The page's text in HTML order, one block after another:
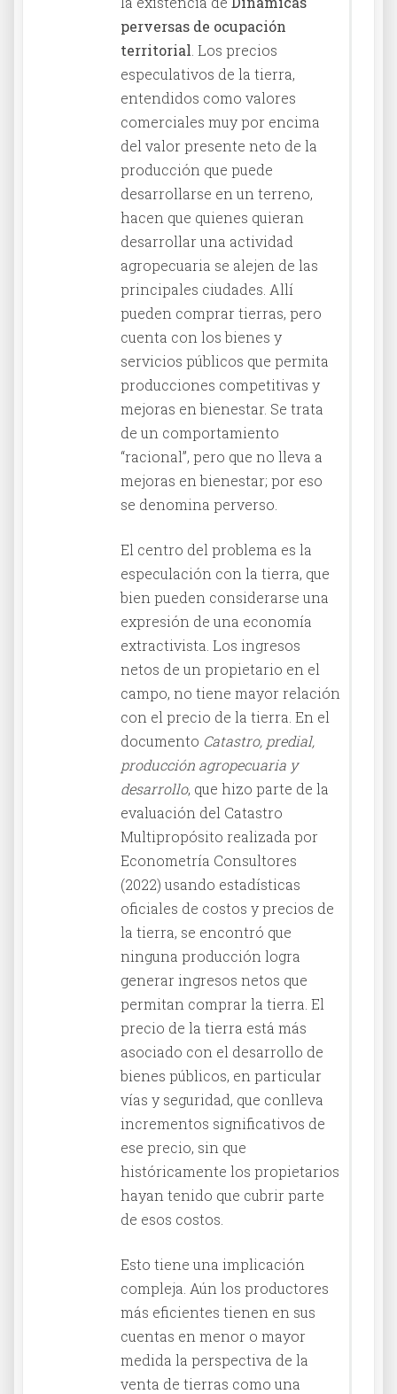
perversas de ocupación
territorial . Los precios
especulativos de la tierra,
entendidos como valores
comerciales muy por encima
del valor presente neto de la
producción que puede
desarrollarse en un terreno,
hacen que quienes quieran
desarrollar una actividad
agropecuaria se alejen de las
principales ciudades. Allí
pueden comprar tierras, pero
cuenta con los bienes y
servicios públicos que permita
producciones competitivas y
mejoras en bienestar. Se trata
de un comportamiento
“racional”, pero que no lleva a
mejoras en bienestar; por eso
se denomina perverso.
El centro del problema es la
especulación con la tierra, que
bien pueden considerarse una
expresión de una economía
extractivista. Los ingresos
netos de un propietario en el
campo, no tiene mayor relación
con el precio de la tierra. En el
documento Catastro, predial,
producción agropecuaria y
desarrollo, que hizo parte de la
evaluación del Catastro
Multipropósito realizada por
Econometría Consultores
(2022) usando estadísticas
oficiales de costos y precios de
la tierra, se encontró que
ninguna producción logra
generar ingresos netos que
permitan comprar la tierra. El
precio de la tierra está más
asociado con el desarrollo de
bienes públicos, en particular
vías y seguridad, que conlleva
incrementos significativos de
ese precio, sin que
históricamente los propietarios
hayan tenido que cubrir parte
de esos costos.
Esto tiene una implicación
compleja. Aún los productores
más eficientes tienen en sus
cuentas en menor o mayor
medida la perspectiva de la
venta de tierras como una